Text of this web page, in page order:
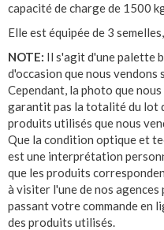
capacité de charge de 1500
Elle est équipée de 3
NOTE: Il s'agit d'une palette
d'occasion que nous
Cependant, la photo que
garantit pas la totalité du lot
produits utilisés que nous
Que la condition optique et
est une interprétation
que les produits
à visiter l'une de nos
passant votre commande en
des produits utilisés.